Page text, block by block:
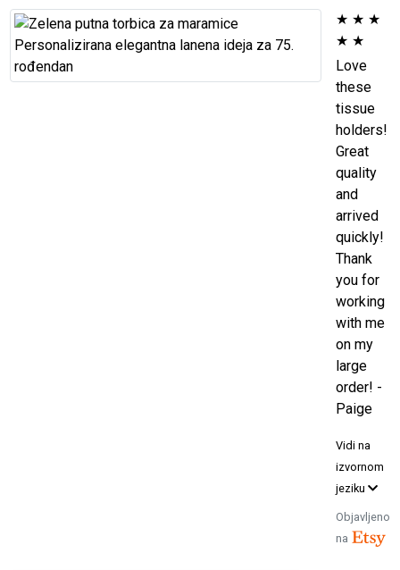
★ ★ ★
★ ★
Love
these
tissue
holders!
Great
quality
and
arrived
quickly!
Thank
you for
working
with me
on my
large
order! -
Paige
Vidi na
izvornom
jeziku
Objavljeno
na